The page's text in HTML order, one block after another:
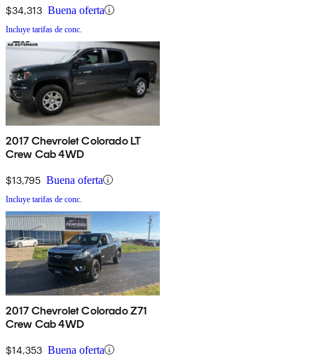
$34,313 Buena oferta
Incluye tarifas de conc.
2017 Chevrolet Colorado LT
Crew Cab 4WD
$13,795 Buena oferta
Incluye tarifas de conc.
2017 Chevrolet Colorado Z71
Crew Cab 4WD
$14,353 Buena oferta